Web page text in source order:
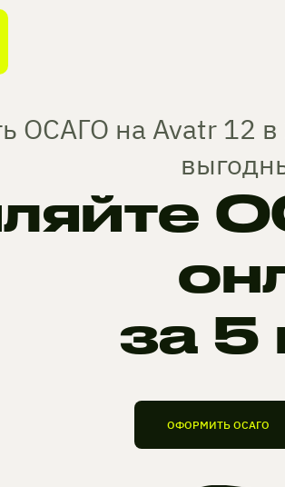
ОСАГО на Avatr 12
за 5
ОФОРМИТЬ ОСАГО